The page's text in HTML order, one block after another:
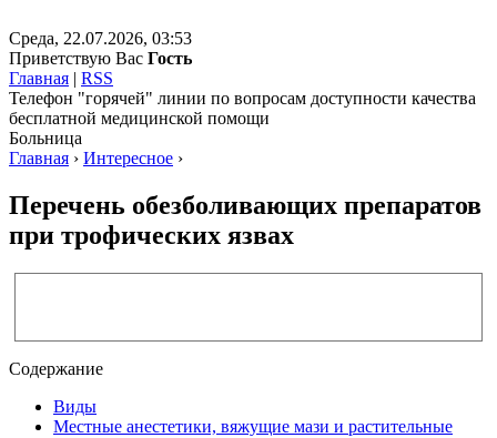
Среда, 22.07.2026, 03:53
Приветствую Вас Гость
Главная | RSS
Телефон "горячей" линии по вопросам доступности качества
бесплатной медицинской помощи
Больница
Главная › Интересное ›
Перечень обезболивающих препаратов
при трофических язвах
Содержание
Виды
Местные анестетики, вяжущие мази и растительные